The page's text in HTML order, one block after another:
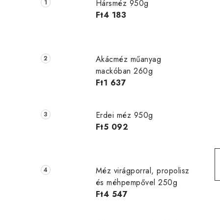
s
a
l
Hársméz 950g
Ft4 183
Akácméz műanyag
mackóban 260g
Ft1 637
Erdei méz 950g
Ft5 092
Méz virágporral, propolisz
és méhpempővel 250g
Ft4 547